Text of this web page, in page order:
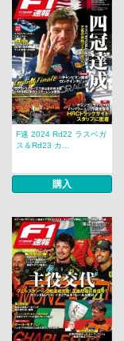
F速 2024 Rd22 ラスベガ
ス＆Rd23 カ...
購入